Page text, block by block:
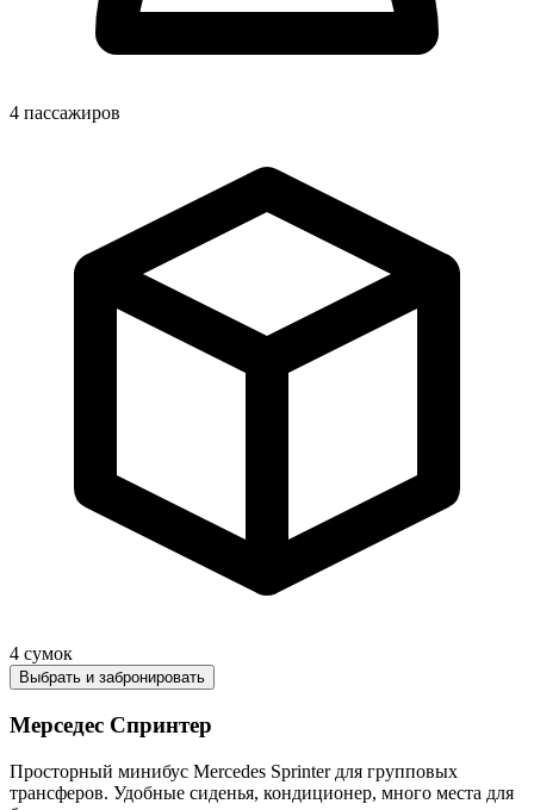
4 пассажиров
4 сумок
Выбрать и забронировать
Мерседес Спринтер
Просторный минибус Mercedes Sprinter для групповых
трансферов. Удобные сиденья, кондиционер, много места для